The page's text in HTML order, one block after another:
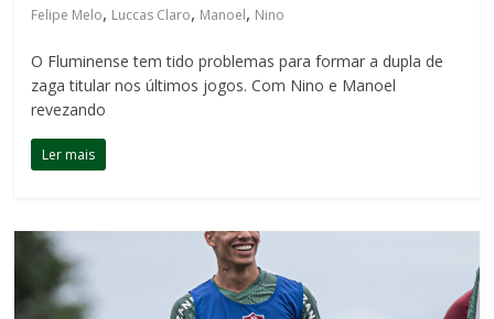
Felipe Melo, Luccas Claro, Manoel, Nino
O Fluminense tem tido problemas para formar a dupla de
zaga titular nos últimos jogos. Com Nino e Manoel
revezando
Ler mais